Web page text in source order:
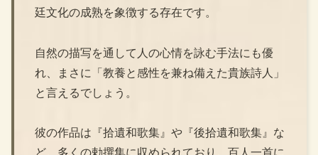
廷文化の成熟を象徴する存在です。
自然の描写を通して人の心情を詠む手法にも優
れ、まさに「教養と感性を兼ね備えた貴族詩人」
と言えるでしょう。
彼の作品は『拾遺和歌集』や『後拾遺和歌集』な